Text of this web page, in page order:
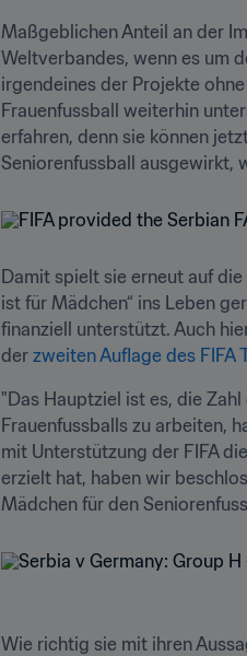
﻿Maßgeblichen Anteil an der
Weltverbandes, wenn es um
irgendeines der Projekte
Frauenfussball weiterhin
erfahren, denn sie können
Seniorenfussball ausgewirkt,
Damit spielt sie erneut auf
ist für Mädchen“ ins Leben
finanziell unterstützt. Auch
der zweiten Auflage des
"Das Hauptziel ist es, die
Frauenfussballs zu arbeiten,
mit Unterstützung der FIFA
erzielt hat, haben wir
Mädchen für den
Wie richtig sie mit ihren